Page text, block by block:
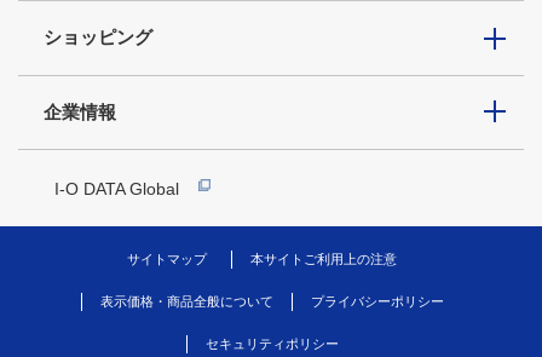
ショッピング
企業情報
I-O DATA Global
サイトマップ 本サイトご利用上の注意
表示価格・商品全般について プライバシーポリシー
セキュリティポリシー